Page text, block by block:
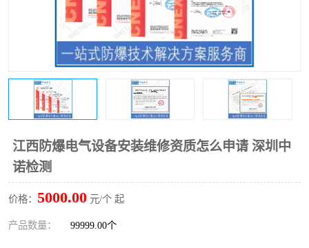
江西防爆电气设备安装维修资质怎么申请 深圳中
诺检测
价格： 5000.00 元/个 起
产品数量： 99999.00个
SIL认证
防爆电气检测机构 防爆合格证代理机构